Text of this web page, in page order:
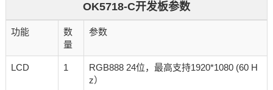
OK5718-C开发板参数
功能
数
量
参数
LCD 1
RGB888 24位，最高支持1920*1080 (60 H
z）